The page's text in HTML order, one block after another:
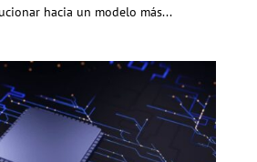
hacia un modelo más...